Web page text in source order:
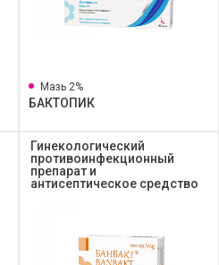
Мазь 2%
БАКТОПИК
Гинекологический
противоинфекционный
препарат и
антисептическое средство